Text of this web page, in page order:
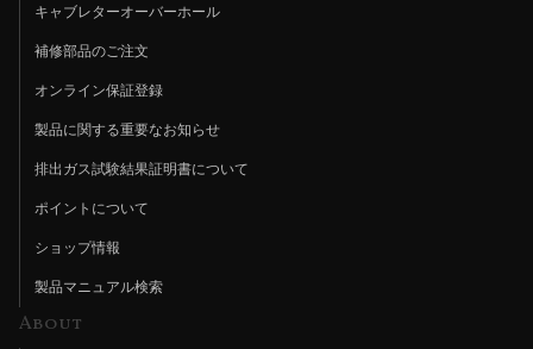
キャブレターオーバーホール
補修部品のご注文
オンライン保証登録
製品に関する重要なお知らせ
排出ガス試験結果証明書について
ポイントについて
ショップ情報
製品マニュアル検索
About